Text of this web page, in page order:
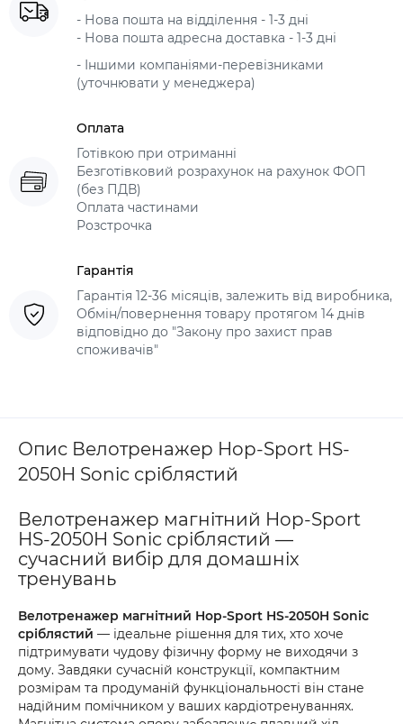
- Нова пошта на відділення - 1-3 дні
- Нова пошта адресна доставка - 1-3 дні
- Іншими компаніями-перевізниками
(уточнювати у менеджера)
Оплата
Готівкою при отриманні
Безготівковий розрахунок на рахунок ФОП
(без ПДВ)
Оплата частинами
Розстрочка
Гарантія
Гарантія 12-36 місяців, залежить від виробника,
Обмін/повернення товару протягом 14 днів
відповідно до "Закону про захист прав
споживачів"
Опис Велотренажер Hop-Sport HS-
2050H Sonic сріблястий
Велотренажер магнітний Hop-Sport
HS-2050H Sonic сріблястий —
сучасний вибір для домашніх
тренувань
Велотренажер магнітний Hop-Sport HS-2050H Sonic
сріблястий — ідеальне рішення для тих, хто хоче
підтримувати чудову фізичну форму не виходячи з
дому. Завдяки сучасній конструкції, компактним
розмірам та продуманій функціональності він стане
надійним помічником у ваших кардіотренуваннях.